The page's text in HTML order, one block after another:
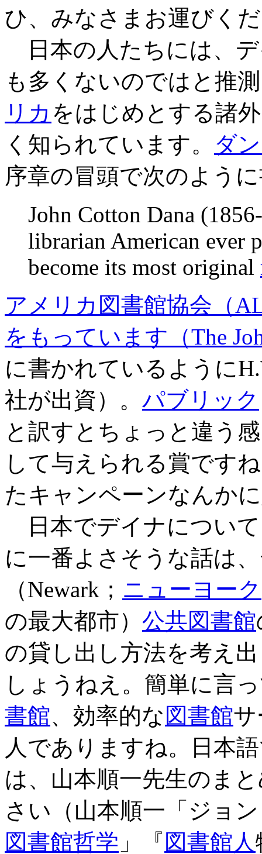
ひ、みなさまお運びく
日本の人たちには、
も多くないのではと推
リカ をはじめとする諸
く知られています。 ダ
序章の冒頭で次のよう
John Cotton Dana
librarian American ever
become its most original
アメリカ図書館協会（
をもっています（The
に書かれているように
社が出資）。 パブリック
と訳すとちょっと違う
して与えられる賞です
たキャンペーンなんか
日本でデイナについ
に一番よさそうな話は
（Newark； ニューヨーク
の最大都市） 公共図書館
の貸し出し方法を考え
しょうねえ。簡単に言
書館、効率的な 図書館
人でありますね。日本
は、山本順一先生のま
さい（山本順一「ジョ
図書館哲学 」『 図書館人